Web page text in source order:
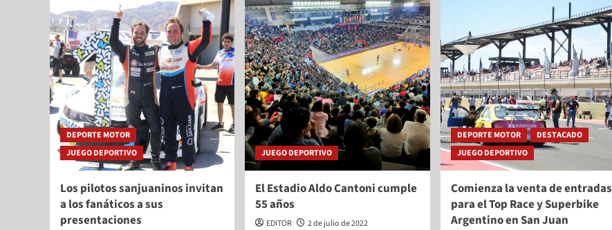
DEPORTE MOTOR
JUEGO DEPORTIVO
Los pilotos sanjuaninos invitan
a los fanáticos a sus
presentaciones
JUEGO DEPORTIVO
El Estadio Aldo Cantoni cumple
55 años
EDITOR 2 de julio de 2022
DEPORTE MOTOR
DESTACADO
JUEGO DEPORTIVO
Comienza la venta de entradas
para el Top Race y Superbike
Argentino en San Juan